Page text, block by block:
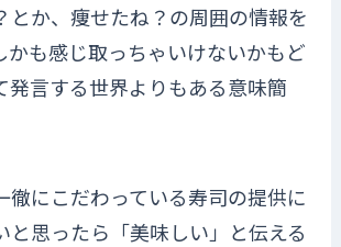
とか、痩せたね？の周囲の情報を
かも感じ取っちゃいけないかもど
発言する世界よりもある意味簡
徹にこだわっている寿司の提供に
と思ったら「美味しい」と伝える